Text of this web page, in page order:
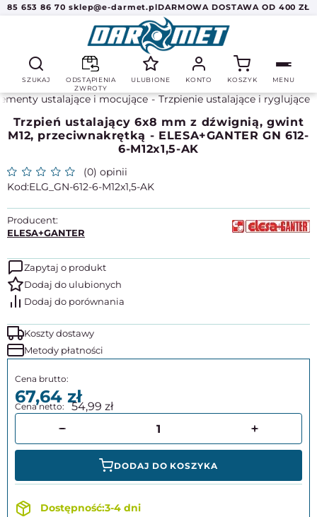
85 653 86 70 sklep@e-darmet.plDARMOWA DOSTAWA OD 400 ZŁ
SZUKAJ
ODSTĄPIENIA
ZWROTY
ULUBIONE KONTO KOSZYK MENU
ustalające i mocujące Trzpienie ustalające i ryglujące
Trzpień ustalający 6x8 mm z dźwignią, gwint
M12, przeciwnakrętką - ELESA+GANTER GN 612-
6-M12x1,5-AK
(0) opinii
ELG_GN-612-6-M12x1,5-AK
Producent:
ELESA+GANTER
Zapytaj o produkt
Koszty dostawy
Metody płatności
67,64 54,99
DODAJ DO KOSZYKA
3-4 dni